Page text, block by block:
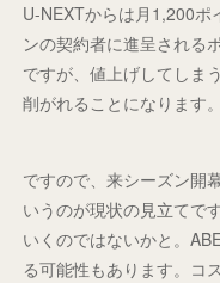
U-NEXTからは月1,200ポ
ンの契約者に進呈される
ですが、値上げしてしま
削がれることになります。
ですので、来シーズン開
いうのが現状の見立てで
いくのではないかと。
る可能性もあります。コ